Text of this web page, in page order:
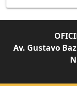
Av. Gustavo